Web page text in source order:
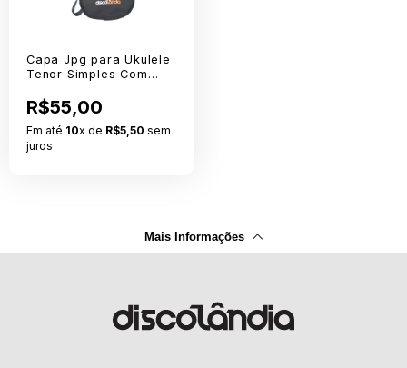
Capa Jpg para Ukulele
Tenor Simples Com
R$55,00
Em até 10x de R$5,50 sem
juros
Mais Informações